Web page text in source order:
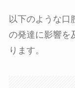
以下のような口
の発達に影響を
ります。